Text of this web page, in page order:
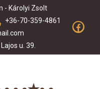
- Károlyi Zsolt
+36-70-359-4861
u. 39.